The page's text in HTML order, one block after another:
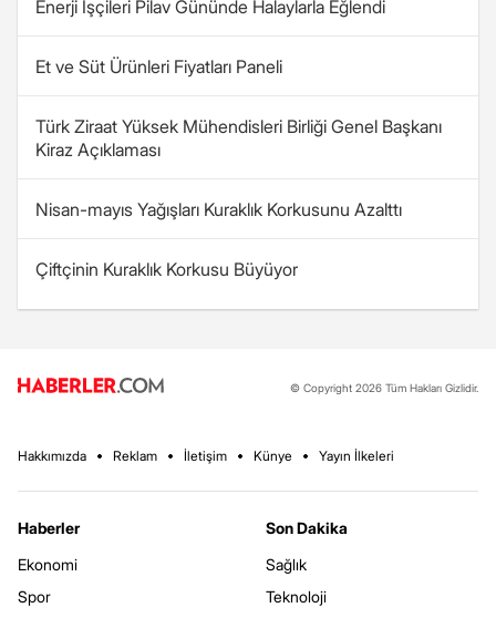
Enerji İşçileri Pilav Gününde Halaylarla Eğlendi
Et ve Süt Ürünleri Fiyatları Paneli
Türk Ziraat Yüksek Mühendisleri Birliği Genel Başkanı
Kiraz Açıklaması
Nisan-mayıs Yağışları Kuraklık Korkusunu Azalttı
Çiftçinin Kuraklık Korkusu Büyüyor
© Copyright 2026 Tüm Hakları Gizlidir.
Hakkımızda Reklam İletişim Künye Yayın İlkeleri
Haberler
Ekonomi
Spor
Son Dakika
Sağlık
Teknoloji